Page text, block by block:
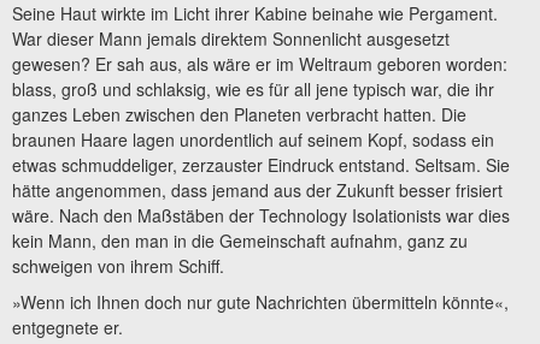
Seine Haut wirkte im Licht ihrer Kabine beinahe wie Pergament.
War dieser Mann jemals direktem Sonnenlicht ausgesetzt
gewesen? Er sah aus, als wäre er im Weltraum geboren worden:
blass, groß und schlaksig, wie es für all jene typisch war, die ihr
ganzes Leben zwischen den Planeten verbracht hatten. Die
braunen Haare lagen unordentlich auf seinem Kopf, sodass ein
etwas schmuddeliger, zerzauster Eindruck entstand. Seltsam. Sie
hätte angenommen, dass jemand aus der Zukunft besser frisiert
wäre. Nach den Maßstäben der Technology Isolationists war dies
kein Mann, den man in die Gemeinschaft aufnahm, ganz zu
schweigen von ihrem Schiff.
»Wenn ich Ihnen doch nur gute Nachrichten übermitteln könnte«,
entgegnete er.